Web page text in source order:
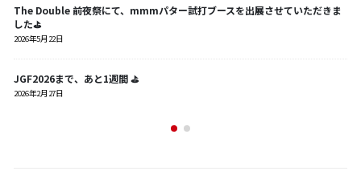
The Double 前夜祭にて、mmmパター試打ブースを出展させていただきま
した⛳️
2026年5月22日
JGF2026まで、あと1週間 ⛳️
2026年2月27日